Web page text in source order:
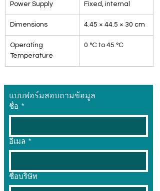
Power Supply Fixed, internal
Dimensions 4.45 × 44.5 × 30 cm
Operating
Temperature
0 °C to 45 °C
แบบฟอร์มสอบถามข้อมูล
ชื่อ *
อีเมล *
ชื่อบริษัท